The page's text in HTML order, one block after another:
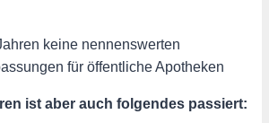
keine nennenswerten
für öffentliche Apotheken
ist aber auch folgendes passiert: